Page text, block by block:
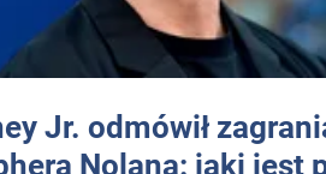
Jr. odmówił
Nolana: jaki jest